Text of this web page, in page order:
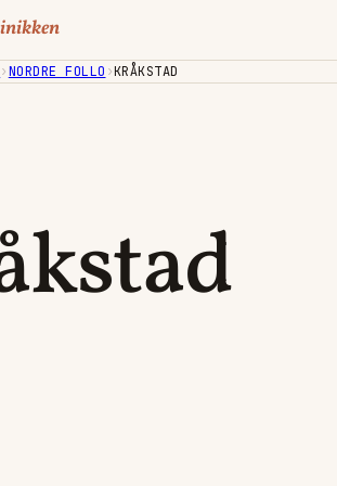
›NORDRE FOLLO ›KRÅKSTAD